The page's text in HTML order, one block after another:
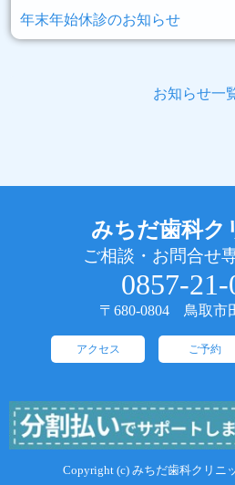
年末年始休診のお知らせ
お知らせ一
みちだ歯科ク
ご相談・お問合せ
0857-21-
〒680-0804 鳥取市
アクセス ご予約
Copyright (c) みちだ歯科クリニ